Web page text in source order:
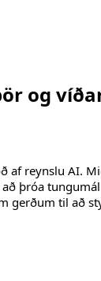
og
af reynslu AI.
þróa
gerðum til að